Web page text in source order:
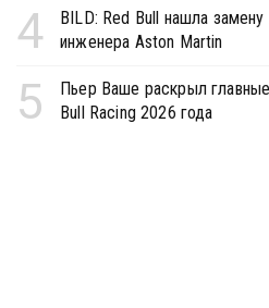
4
BILD: Red Bull нашла
инженера Aston Martin
5
Пьер Ваше раскрыл
Bull Racing 2026 года